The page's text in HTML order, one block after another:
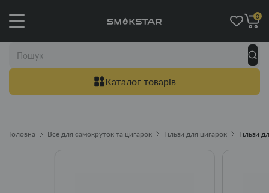
Каталог товарів
0
Головна Все для самокруток та цигарок Гільзи для цигарок Гільзи